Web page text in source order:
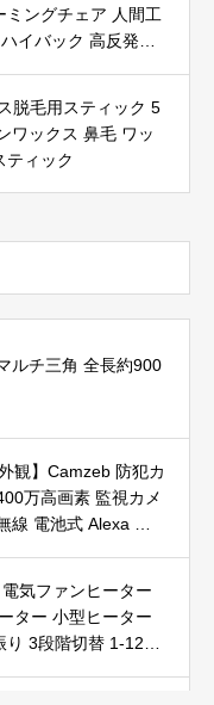
ミングチェア 人間工
イバック 高反発座
脱毛用スティック 5
ワックス 鼻毛 ワッ
ティック
ルチ三角 全長約900
観】Camzeb 防犯カ
万高画素 監視カメ
線 電池式 Alexa 赤
作
気ファンヒーター
ター 小型ヒーター
3段階切替 1-12時